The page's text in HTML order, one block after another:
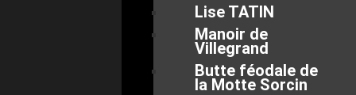
Lise TATIN
Manoir de
Villegrand
Butte féodale de
la Motte Sorcin